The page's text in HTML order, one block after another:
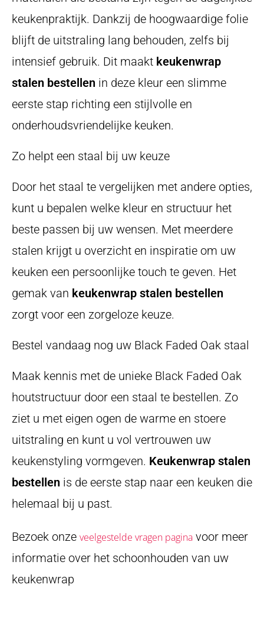
keukenpraktijk. Dankzij de hoogwaardige folie
blijft de uitstraling lang behouden, zelfs bij
intensief gebruik. Dit maakt keukenwrap
stalen bestellen in deze kleur een slimme
eerste stap richting een stijlvolle en
onderhoudsvriendelijke keuken.
Zo helpt een staal bij uw keuze
Door het staal te vergelijken met andere opties,
kunt u bepalen welke kleur en structuur het
beste passen bij uw wensen. Met meerdere
stalen krijgt u overzicht en inspiratie om uw
keuken een persoonlijke touch te geven. Het
gemak van keukenwrap stalen bestellen
zorgt voor een zorgeloze keuze.
Bestel vandaag nog uw Black Faded Oak staal
Maak kennis met de unieke Black Faded Oak
houtstructuur door een staal te bestellen. Zo
ziet u met eigen ogen de warme en stoere
uitstraling en kunt u vol vertrouwen uw
keukenstyling vormgeven. Keukenwrap stalen
bestellen is de eerste stap naar een keuken die
helemaal bij u past.
Bezoek onze veelgestelde vragen pagina voor meer
informatie over het schoonhouden van uw
keukenwrap